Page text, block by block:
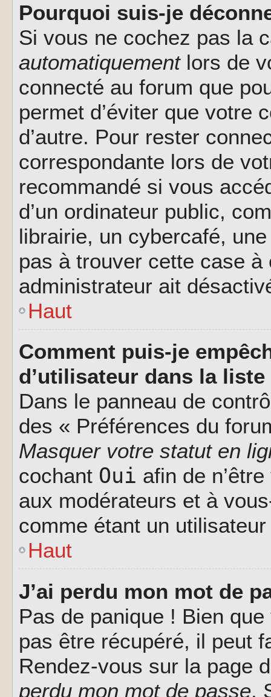
Pourquoi suis-je
Si vous ne cochez pas la
automatiquementlors de
connecté au forum que
permet d’éviter que votre
d’autre. Pour rester
correspondante lors de
recommandé si vous
d’un ordinateur public,
librairie, un cybercafé,
pas à trouver cette case à
administrateur ait
Haut
Comment puis-je
d’utilisateur dans la
Dans le panneau de
des « Préférences du
Masquer votre statut en
cochant Oui afin de
aux modérateurs et à
comme étant un
Haut
J’ai perdu mon mot de
Pas de panique ! Bien
pas être récupéré, il peut
Rendez-vous sur la page
perdu mon mot de passe.